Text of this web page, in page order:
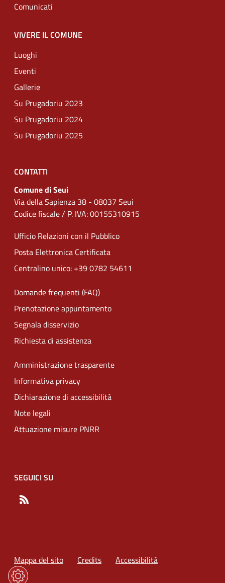
Comunicati
VIVERE IL COMUNE
Luoghi
Eventi
Gallerie
Su Prugadoriu 2023
Su Prugadoriu 2024
Su Prugadoriu 2025
CONTATTI
Comune di Seui
Via della Sapienza 38 - 08037 Seui
Codice fiscale / P. IVA: 00155310915
Ufficio Relazioni con il Pubblico
Posta Elettronica Certificata
Centralino unico: +39 0782 54611
Domande frequenti (FAQ)
Prenotazione appuntamento
Segnala disservizio
Richiesta di assistenza
Amministrazione trasparente
Informativa privacy
Dichiarazione di accessibilità
Note legali
Attuazione misure PNRR
SEGUICI SU
Mappa del sito Credits Accessibilità